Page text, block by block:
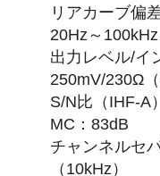
リアカーブ偏
20Hz～
出力レベル/イ
250mV/230Ω（
S/N比（IHF-A
MC：83dB
チャンネルセ
（10kHz）